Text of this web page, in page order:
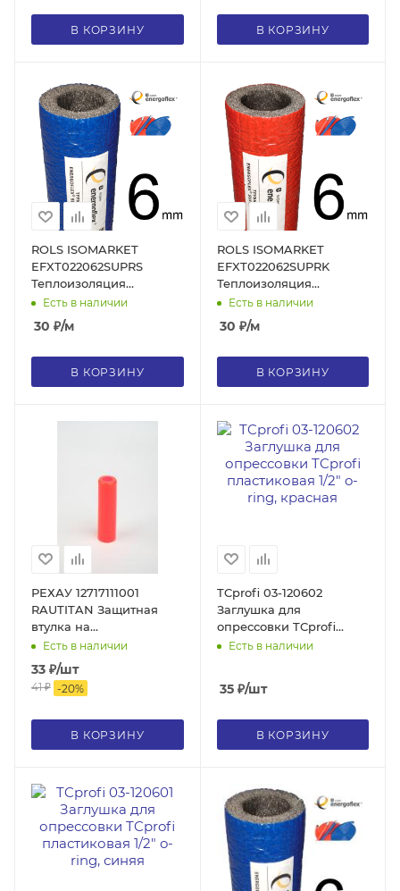
В КОРЗИНУ
красныйВ КОРЗИНУ
ROLS ISOMARKET
EFXT022062SUPRS
Теплоизоляция
Energoflex® Super
Protect СПС22/6, для
трубы 20, толщина
Есть в наличии
30 ₽/м
В КОРЗИНУ
ROLS ISOMARKET
EFXT022062SUPRK
Теплоизоляция
Energoflex® Super
СПК22/6, для трубы 20,
толщина стенки 6 мм,
Есть в наличии
30 ₽/м
В КОРЗИНУ
РЕХАУ 12717111001
RAUTITAN Защитная
втулка на
теплоизоляцию, 16 мм,
красная, полиэтилен
ПЭВД
Есть в наличии
33 ₽/шт
41₽ -20%
В КОРЗИНУ
TCprofi 03-120602
Заглушка для
опрессовки TCprofi
пластиковая 1/2" o-ring,
Есть в наличии
35₽/шт
В КОРЗИНУ